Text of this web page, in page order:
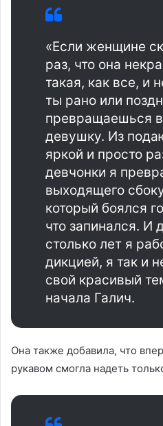
«Если женщине
раз, что она
такая, как все, и
ты рано или
превращаешься
девушку. Из
яркой и просто
девчонки я
выходящего
который боялся
что запинался. И
столько лет я
дикцией, я так и
свой красивый
начала Галич.
Она также добавила, что
рукавом смогла надеть